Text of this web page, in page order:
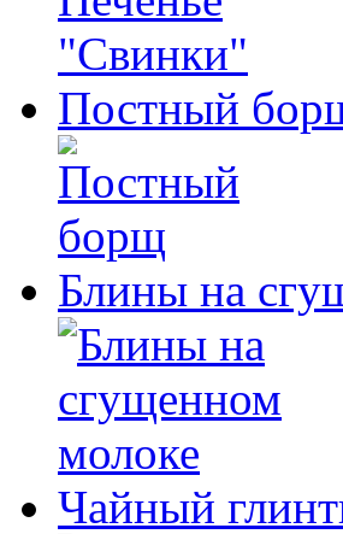
Постный
Блины на
Чайный